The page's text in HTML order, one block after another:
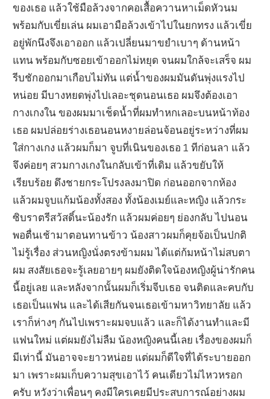
ของเธอ แล้วใช้มือล้วงจากคอเสื้อควานหาเม็ดหัวนม
พร้อมกับเขี่ยเล่น ผมเอามือล้วงเข้าไปในยกทรง แล้วเขี่ย
อยู่พักนึงจึงเอาออก แล้วเปลี่ยนมาขยำเบาๆ ด้านหน้า
แทน พร้อมกับซอยเข้าออกไม่หยุด จนผมใกล้จะเสร็จ ผม
รีบชักออกมาเกือบไม่ทัน แต่น้ำของผมมันดันพุ่งแรงไป
หน่อย มีบางหยดพุ่งไปเลอะชุดนอนเธอ ผมจึงต้องเอา
กางเกงใน ของผมมาเช็ดน้ำที่ผมทำหกเลอะบนหน้าท้อง
เธอ ผมปล่อยร่างเธอนอนหงายล่อนจ้อนอยู่ระหว่างที่ผม
ใส่กางเกง แล้วผมก็มา จูบที่เนินของเธอ 1 ทีก่อนลา แล้ว
จึงค่อยๆ สวมกางเกงในกลับเข้าที่เดิม แล้วขยับให้
เรียบร้อย ดึงชายกระโปรงลงมาปิด ก่อนออกจากห้อง
แล้วผมจูบแก้มน้องทั้งสอง ทั้งน้องเมย์และหญิง แล้วกระ
ซิบราตรีสว้สดิ์นะน้องรัก แล้วผมค่อยๆ ย่องกลับ ไปนอน
พอตื่นเช้ามาตอนทานข้าว น้องสาวผมก็คุยจ้อเป็นปกติ
ไม่รู้เรื่อง ส่วนหญิงนั่งตรงข้ามผม ได้แต่ก้มหน้าไม่สบตา
ผม สงสัยเธอจะรู้เลยอายๆ ผมยังติดใจน้องหญิงผู้น่ารักคน
นี้อยู่เลย และหลังจากนั้นผมก็เริ่มจีบเธอ จนติดและคบกับ
เธอเป็นแฟน และได้เสียกันจนเธอเข้ามหาวิทยาลัย แล้ว
เราก็ห่างๆ กันไปเพราะผมจบแล้ว และก็ได้งานทำและมี
แฟนใหม่ แต่ผมยังไม่ลืม น้องหญิงคนนี้เลย เรื่องของผมก็
มีเท่านี้ มันอาจจะยาวหน่อย แต่ผมก็ดีใจที่ได้ระบายออก
มา เพราะผมเก็บความสุขเอาไว้ คนเดียวไม่ไหวหรอก
ครับ หวังว่าเพื่อนๆ คงมีใครเคยมีประสบการณ์อย่างผม